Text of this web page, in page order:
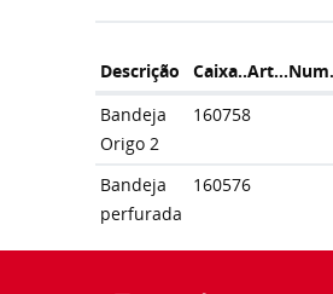
Descrição
Bandeja
Origo 2
160758
Bandeja
perfurada
160576